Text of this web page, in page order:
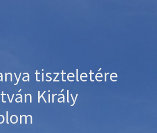
tiszteletére
Király